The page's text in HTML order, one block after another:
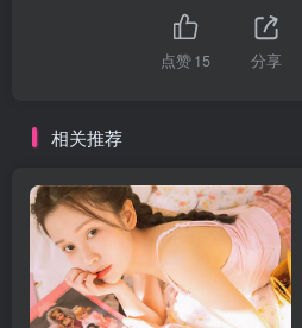
点赞15 分享
相关推荐